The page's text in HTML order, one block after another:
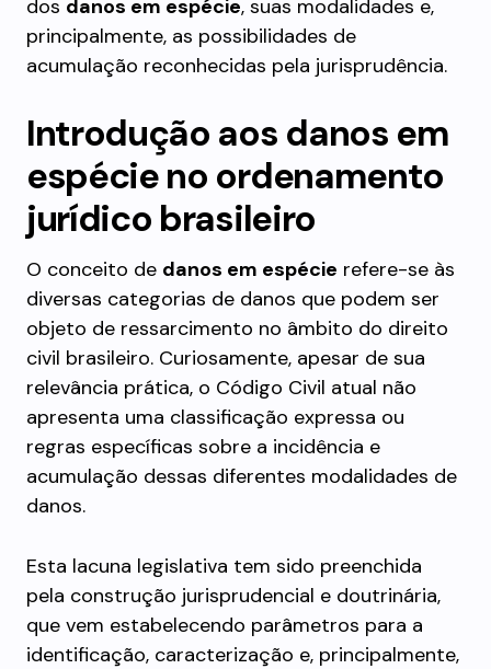
dos danos em espécie, suas modalidades e,
principalmente, as possibilidades de
acumulação reconhecidas pela jurisprudência.
Introdução aos danos em
espécie no ordenamento
jurídico brasileiro
O conceito de danos em espécie refere-se às
diversas categorias de danos que podem ser
objeto de ressarcimento no âmbito do direito
civil brasileiro. Curiosamente, apesar de sua
relevância prática, o Código Civil atual não
apresenta uma classificação expressa ou
regras específicas sobre a incidência e
acumulação dessas diferentes modalidades de
danos.
Esta lacuna legislativa tem sido preenchida
pela construção jurisprudencial e doutrinária,
que vem estabelecendo parâmetros para a
identificação, caracterização e, principalmente,